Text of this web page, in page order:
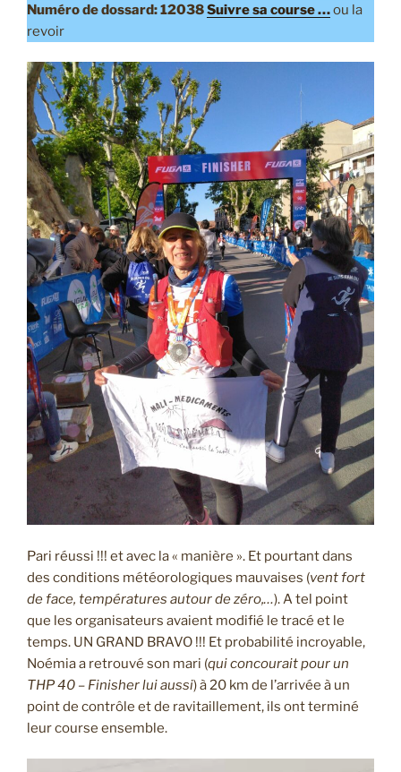
Numéro de dossard: 12038Suivre sa course …ou la
revoir
Pari réussi !!! et avec la « manière ». Et pourtant dans
des conditions météorologiques mauvaises (vent fort
de face, températures autour de zéro,…). A tel point
que les organisateurs avaient modifié le tracé et le
temps. UN GRAND BRAVO !!! Et probabilité incroyable,
Noémia a retrouvé son mari (qui concourait pour un
THP 40 – Finisher lui aussi) à 20 km de l’arrivée à un
point de contrôle et de ravitaillement, ils ont terminé
leur course ensemble.